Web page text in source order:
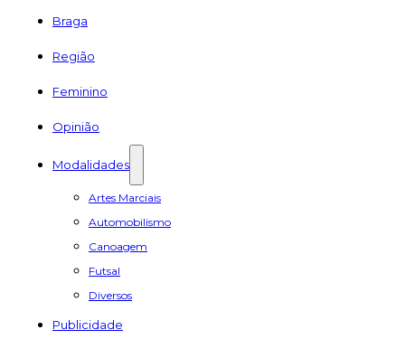
Braga
Região
Feminino
Opinião
Modalidades
Artes Marciais
Automobilismo
Canoagem
Futsal
Diversos
Publicidade